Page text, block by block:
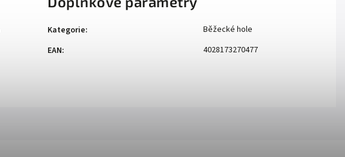
Kategorie:
Běžecké hole
EAN: 4028173270477